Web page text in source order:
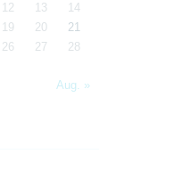
12 13
14
19 20
21
26 27
28
Aug. »